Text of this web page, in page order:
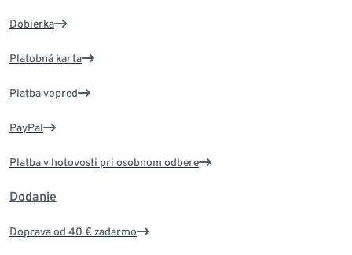
Dobierka
Platobná karta
Platba vopred
PayPal
Platba v hotovosti pri osobnom odbere
Dodanie
Doprava od 40 € zadarmo